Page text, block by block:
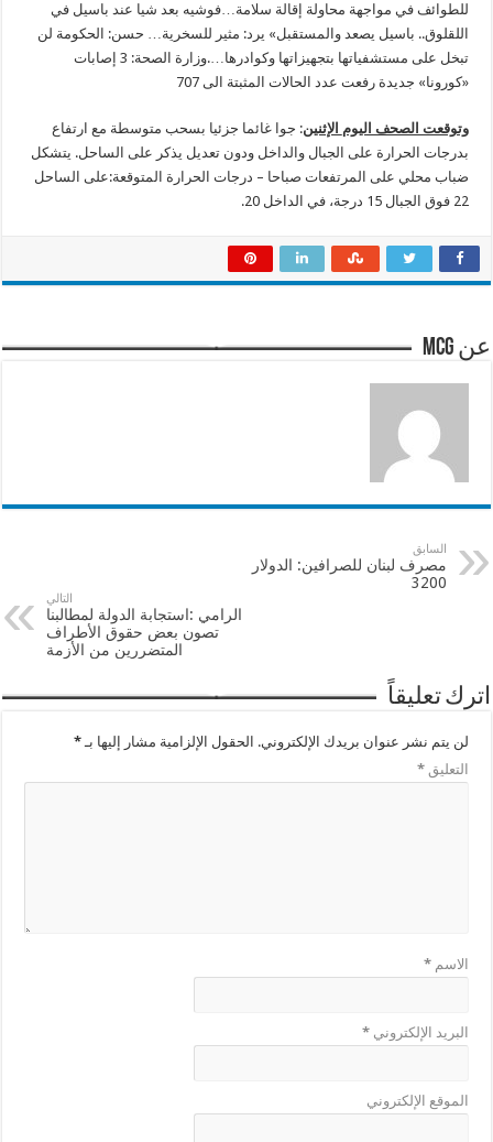
للطوائف في مواجهة محاولة إقالة سلامة…فوشيه بعد شيا عند باسيل في
اللقلوق.. باسيل يصعد والمستقبل» يرد: مثير للسخرية… حسن: الحكومة لن
تبخل على مستشفياتها بتجهيزاتها وكوادرها….وزارة الصحة: 3 إصابات
«كورونا» جديدة رفعت عدد الحالات المثبتة الى 707
وتوقعت الصحف اليوم الإثنين: جوا غائما جزئيا بسحب متوسطة مع ارتفاع
بدرجات الحرارة على الجبال والداخل ودون تعديل يذكر على الساحل. يتشكل
ضباب محلي على المرتفعات صباحا – درجات الحرارة المتوقعة:على الساحل
22 فوق الجبال 15 درجة، في الداخل 20.
عن mcg
السابق
مصرف لبنان للصرافين: الدولار
3200
التالي
الرامي :استجابة الدولة لمطالبنا
تصون بعض حقوق الأطراف
المتضررين من الأزمة
اترك تعليقاً
لن يتم نشر عنوان بريدك الإلكتروني. الحقول الإلزامية مشار إليها بـ*
التعليق*
الاسم*
البريد الإلكتروني*
الموقع الإلكتروني